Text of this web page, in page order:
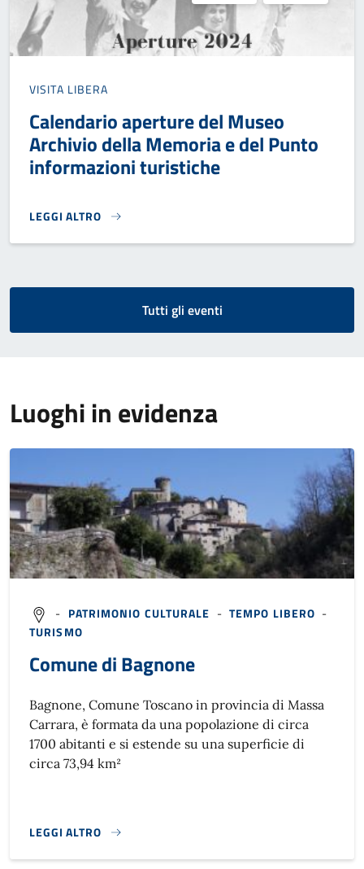
VISITA LIBERA
Calendario aperture del Museo
Archivio della Memoria e del Punto
informazioni turistiche
LEGGI ALTRO
CALENDARIO APERTURE DEL MUSEO ARCHIVIO DELLA
Tutti gli eventi
Luoghi in evidenza
- PATRIMONIO CULTURALE -TEMPO LIBERO -
TURISMO
Comune di Bagnone
Bagnone, Comune Toscano in provincia di Massa
Carrara, è formata da una popolazione di circa
1700 abitanti e si estende su una superficie di
circa 73,94 km²
LEGGI ALTRO
}